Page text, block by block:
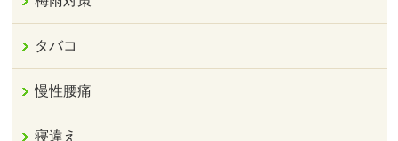
タバコ
慢性腰痛
寝違え